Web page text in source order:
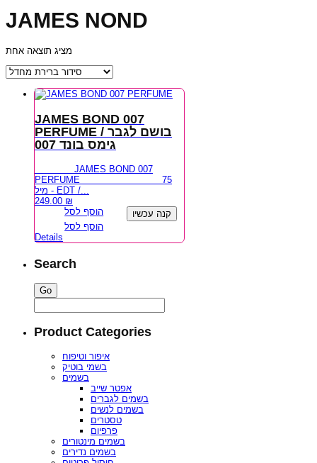
JAMES NOND
מציג תוצאה אחת
JAMES BOND 007
PERFUME / בושם לגבר
גימס בונד 007
JAMES BOND 007
PERFUME 75
מיל - EDT /...
249.00 ₪
הוסף לסל
קנה עכשיו
הוסף לסל
Details
Search
Product Categories
איפור וטיפוח
בשמי בוטיק
בשמים
אפטר שייב
בשמים לגברים
בשמים לנשים
טסטרים
פרפיום
בשמים מינטורים
בשמים נדירים